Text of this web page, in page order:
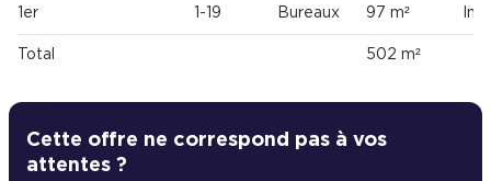
1er 1-19 Bureaux 97 m²
Total 502 m²
Cette offre ne correspond pas à vos
attentes ?